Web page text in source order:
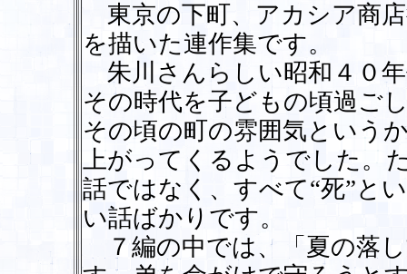
東京の下町、アカシア商
を描いた連作集です。
朱川さんらしい昭和４０
その時代を子どもの頃過ご
その頃の町の雰囲気という
上がってくるようでした。
話ではなく、すべて“死”と
い話ばかりです。
７編の中では、「夏の落